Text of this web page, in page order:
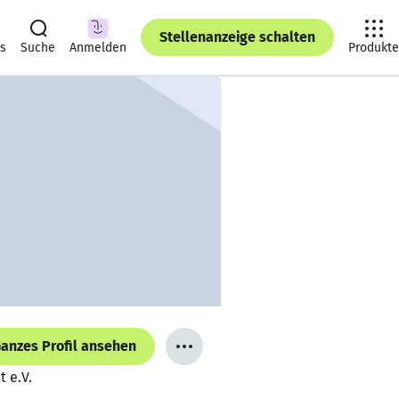
Suche Anmelden
Stellenanzeige schalten
Produkte
Profil ansehen
e.V.